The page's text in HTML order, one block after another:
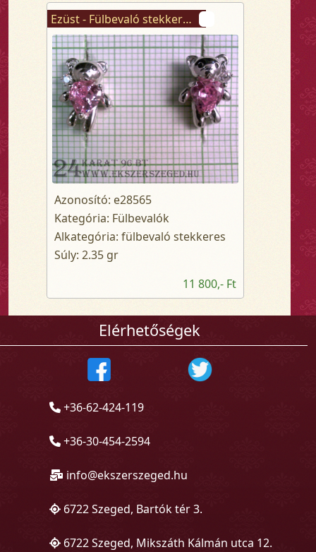
Ezüst - Fülbevaló stekkeres
Azonosító: e28565
Kategória: Fülbevalók
Alkategória: fülbevaló stekkeres
Súly: 2.35 gr
11 800,- Ft
Elérhetőségek
+36-62-424-119
+36-30-454-2594
info@ekszerszeged.hu
6722 Szeged, Bartók tér 3.
6722 Szeged, Mikszáth Kálmán utca 12.